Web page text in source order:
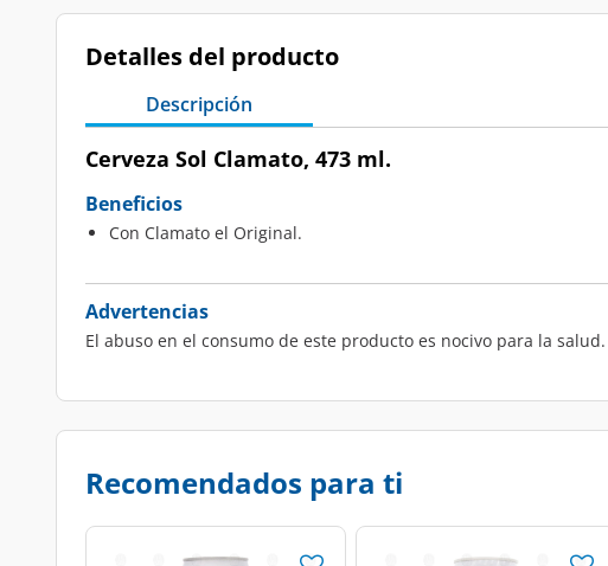
Detalles del producto
Descripción
Cerveza Sol Clamato, 473 ml.
Beneficios
Con Clamato el Original.
Advertencias
El abuso en el consumo de este producto es nocivo para la
Recomendados para ti